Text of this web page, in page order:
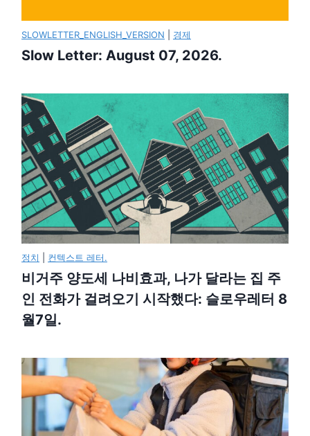
SLOWLETTER_ENGLISH_VERSION 경제
Slow Letter: August 07, 2026.
정치 컨텍스트 레터.
비거주 양도세 나비효과, 나가 달라는 집 주
인 전화가 걸려오기 시작했다: 슬로우레터 8
월7일.